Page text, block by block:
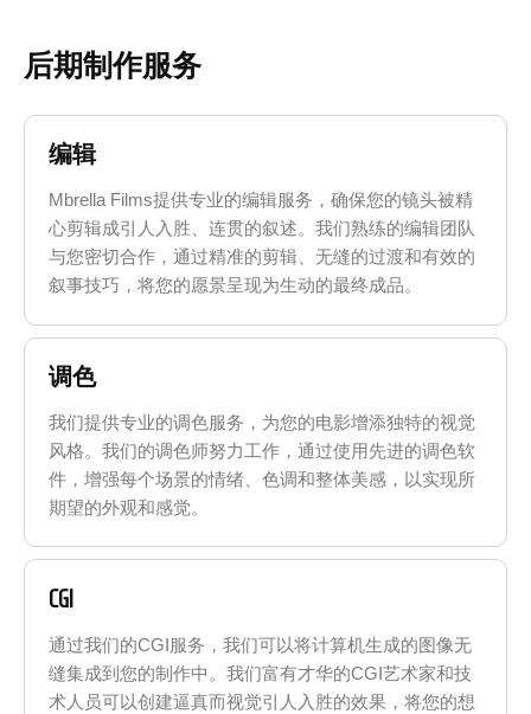
后期制作服务
编辑
Mbrella Films提供专业的编辑服务，确保您的镜头被精
心剪辑成引人入胜、连贯的叙述。我们熟练的编辑团队
与您密切合作，通过精准的剪辑、无缝的过渡和有效的
叙事技巧，将您的愿景呈现为生动的最终成品。
调色
我们提供专业的调色服务，为您的电影增添独特的视觉
风格。我们的调色师努力工作，通过使用先进的调色软
件，增强每个场景的情绪、色调和整体美感，以实现所
期望的外观和感觉。
CGI
通过我们的CGI服务，我们可以将计算机生成的图像无
缝集成到您的制作中。我们富有才华的CGI艺术家和技
术人员可以创建逼真而视觉引人入胜的效果，将您的想